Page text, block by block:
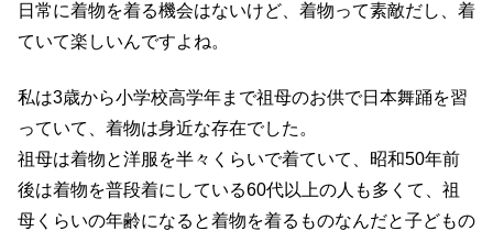
日常に着物を着る機会はないけど、着物って素敵だし、着
ていて楽しいんですよね。
私は3歳から小学校高学年まで祖母のお供で日本舞踊を習
っていて、着物は身近な存在でした。
祖母は着物と洋服を半々くらいで着ていて、昭和50年前
後は着物を普段着にしている60代以上の人も多くて、祖
母くらいの年齢になると着物を着るものなんだと子どもの